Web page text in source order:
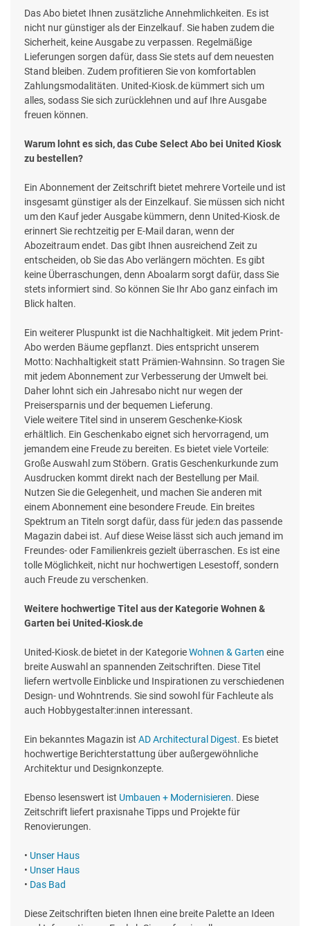
Das Abo bietet Ihnen zusätzliche Annehmlichkeiten. Es ist
nicht nur günstiger als der Einzelkauf. Sie haben zudem die
Sicherheit, keine Ausgabe zu verpassen. Regelmäßige
Lieferungen sorgen dafür, dass Sie stets auf dem neuesten
Stand bleiben. Zudem profitieren Sie von komfortablen
Zahlungsmodalitäten. United-Kiosk.de kümmert sich um
alles, sodass Sie sich zurücklehnen und auf Ihre Ausgabe
freuen können.
Warum lohnt es sich, das Cube Select Abo bei United Kiosk
zu bestellen?
Ein Abonnement der Zeitschrift bietet mehrere Vorteile und ist
insgesamt günstiger als der Einzelkauf. Sie müssen sich nicht
um den Kauf jeder Ausgabe kümmern, denn United-Kiosk.de
erinnert Sie rechtzeitig per E-Mail daran, wenn der
Abozeitraum endet. Das gibt Ihnen ausreichend Zeit zu
entscheiden, ob Sie das Abo verlängern möchten. Es gibt
keine Überraschungen, denn Aboalarm sorgt dafür, dass Sie
stets informiert sind. So können Sie Ihr Abo ganz einfach im
Blick halten.
Ein weiterer Pluspunkt ist die Nachhaltigkeit. Mit jedem Print-
Abo werden Bäume gepflanzt. Dies entspricht unserem
Motto: Nachhaltigkeit statt Prämien-Wahnsinn. So tragen Sie
mit jedem Abonnement zur Verbesserung der Umwelt bei.
Daher lohnt sich ein Jahresabo nicht nur wegen der
Preisersparnis und der bequemen Lieferung.
Viele weitere Titel sind in unserem Geschenke-Kiosk
erhältlich. Ein Geschenkabo eignet sich hervorragend, um
jemandem eine Freude zu bereiten. Es bietet viele Vorteile:
Große Auswahl zum Stöbern. Gratis Geschenkurkunde zum
Ausdrucken kommt direkt nach der Bestellung per Mail.
Nutzen Sie die Gelegenheit, und machen Sie anderen mit
einem Abonnement eine besondere Freude. Ein breites
Spektrum an Titeln sorgt dafür, dass für jede:n das passende
Magazin dabei ist. Auf diese Weise lässt sich auch jemand im
Freundes- oder Familienkreis gezielt überraschen. Es ist eine
tolle Möglichkeit, nicht nur hochwertigen Lesestoff, sondern
auch Freude zu verschenken.
Weitere hochwertige Titel aus der Kategorie Wohnen &
Garten bei United-Kiosk.de
United-Kiosk.de bietet in der KategorieWohnen & Garten eine
breite Auswahl an spannenden Zeitschriften. Diese Titel
liefern wertvolle Einblicke und Inspirationen zu verschiedenen
Design- und Wohntrends. Sie sind sowohl für Fachleute als
auch Hobbygestalter:innen interessant.
Ein bekanntes Magazin ist AD Architectural Digest. Es bietet
hochwertige Berichterstattung über außergewöhnliche
Architektur und Designkonzepte.
Ebenso lesenswert ist Umbauen + Modernisieren. Diese
Zeitschrift liefert praxisnahe Tipps und Projekte für
Renovierungen.
• Unser Haus
• Unser Haus
• Das Bad
Diese Zeitschriften bieten Ihnen eine breite Palette an Ideen